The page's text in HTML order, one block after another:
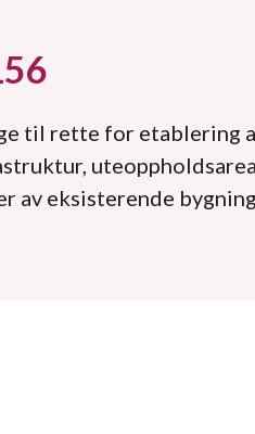
til rette for etablering
av eksisterende